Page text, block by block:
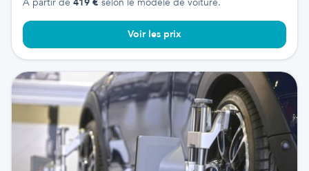
Voir les prix